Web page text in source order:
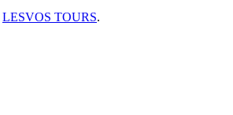
LESVOS TOURS.